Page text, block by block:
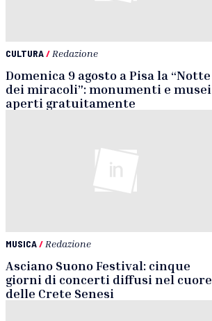
CULTURA/ Redazione
Domenica 9 agosto a Pisa la “Notte
dei miracoli”: monumenti e musei
aperti gratuitamente
MUSICA/ Redazione
Asciano Suono Festival: cinque
giorni di concerti diffusi nel cuore
delle Crete Senesi